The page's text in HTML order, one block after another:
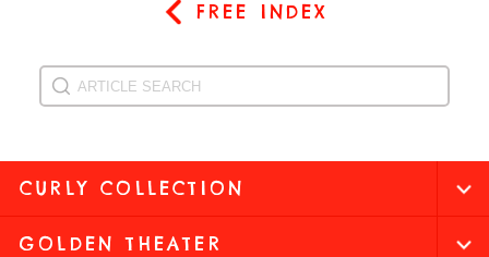
FREE INDEX
CURLY COLLECTION
GOLDEN THEATER